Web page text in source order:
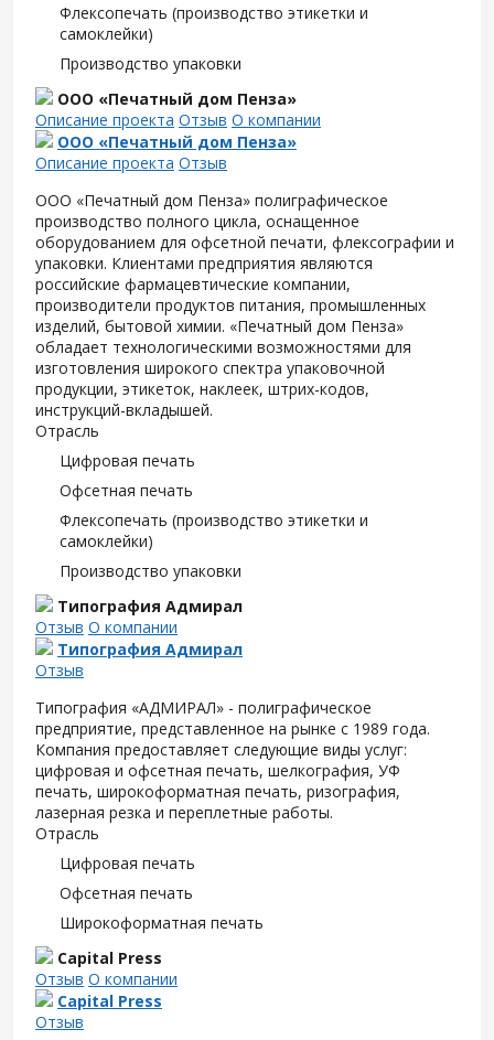
Флексопечать (производство этикетки и
самоклейки)
Производство упаковки
ООО «Печатный дом Пенза»
Описание проекта Отзыв О компании
ООО «Печатный дом Пенза»
Описание проекта Отзыв
ООО «Печатный дом Пенза» полиграфическое
производство полного цикла, оснащенное
оборудованием для офсетной печати, флексографии и
упаковки. Клиентами предприятия являются
российские фармацевтические компании,
производители продуктов питания, промышленных
изделий, бытовой химии. «Печатный дом Пенза»
обладает технологическими возможностями для
изготовления широкого спектра упаковочной
продукции, этикеток, наклеек, штрих-кодов,
инструкций-вкладышей.
Отрасль
Цифровая печать
Офсетная печать
Флексопечать (производство этикетки и
самоклейки)
Производство упаковки
Типография Адмирал
Отзыв О компании
Типография Адмирал
Отзыв
Типография «АДМИРАЛ» - полиграфическое
предприятие, представленное на рынке с 1989 года.
Компания предоставляет следующие виды услуг:
цифровая и офсетная печать, шелкография, УФ
печать, широкоформатная печать, ризография,
лазерная резка и переплетные работы.
Отрасль
Цифровая печать
Офсетная печать
Широкоформатная печать
Capital Press
Отзыв О компании
Capital Press
Отзыв